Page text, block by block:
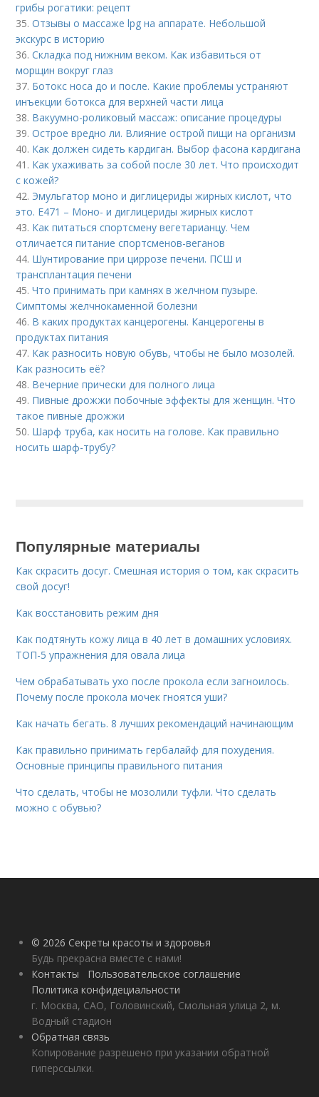
грибы рогатики: рецепт
35.Отзывы о массаже lpg на аппарате. Небольшой
экскурс в историю
36.Складка под нижним веком. Как избавиться от
морщин вокруг глаз
37. Ботокс носа до и после. Какие проблемы устраняют
инъекции ботокса для верхней части лица
38. Вакуумно-роликовый массаж: описание процедуры
39.Острое вредно ли. Влияние острой пищи на организм
40. Как должен сидеть кардиган. Выбор фасона кардигана
41. Как ухаживать за собой после 30 лет. Что происходит
с кожей?
42. Эмульгатор моно и диглицериды жирных кислот, что
это. Е471 – Моно- и диглицериды жирных кислот
43. Как питаться спортсмену вегетарианцу. Чем
отличается питание спортсменов-веганов
44. Шунтирование при циррозе печени. ПСШ и
трансплантация печени
45.Что принимать при камнях в желчном пузыре.
Симптомы желчнокаменной болезни
46. В каких продуктах канцерогены. Канцерогены в
продуктах питания
47. Как разносить новую обувь, чтобы не было мозолей.
Как разносить её?
48. Вечерние прически для полного лица
49. Пивные дрожжи побочные эффекты для женщин. Что
такое пивные дрожжи
50. Шарф труба, как носить на голове. Как правильно
носить шарф-трубу?
Популярные материалы
Как скрасить досуг. Смешная история о том, как скрасить
свой досуг!
Как восстановить режим дня
Как подтянуть кожу лица в 40 лет в домашних условиях.
ТОП-5 упражнения для овала лица
Чем обрабатывать ухо после прокола если загноилось.
Почему после прокола мочек гноятся уши?
Как начать бегать. 8 лучших рекомендаций начинающим
Как правильно принимать гербалайф для похудения.
Основные принципы правильного питания
Что сделать, чтобы не мозолили туфли. Что сделать
можно с обувью?
© 2026 Секреты красоты и здоровья
Будь прекрасна вместе с нами!
Контакты
Пользовательское соглашение
Политика конфидециальности
г. Москва, САО, Головинский, Смольная улица 2, м.
Водный стадион
Обратная связь
Копирование разрешено при указании обратной
гиперссылки.